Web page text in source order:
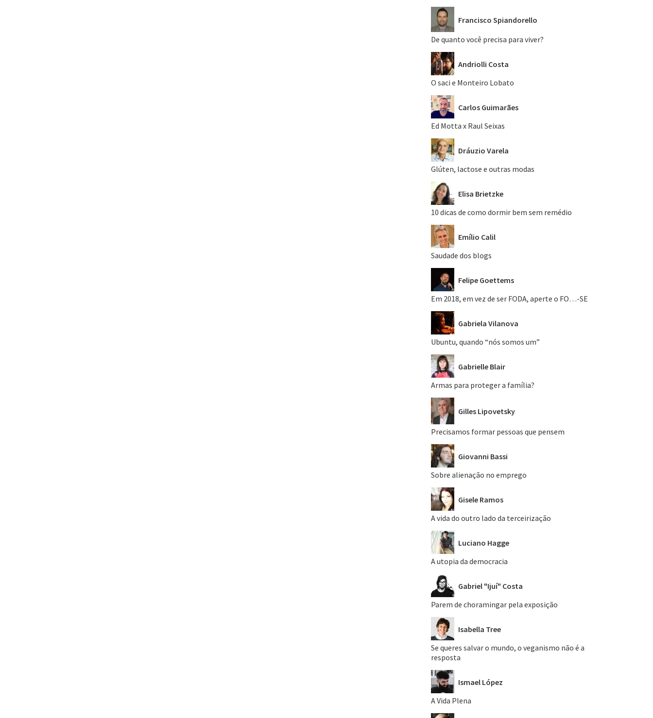
Francisco Spiandorello
De quanto você precisa para viver?
Andriolli Costa
O saci e Monteiro Lobato
Carlos Guimarães
Ed Motta x Raul Seixas
Dráuzio Varela
Glúten, lactose e outras modas
Elisa Brietzke
10 dicas de como dormir bem sem remédio
Emílio Calil
Saudade dos blogs
Felipe Goettems
Em 2018, em vez de ser FODA, aperte o FO…-SE
Gabriela Vilanova
Ubuntu, quando “nós somos um”
Gabrielle Blair
Armas para proteger a família?
Gilles Lipovetsky
Precisamos formar pessoas que pensem
Giovanni Bassi
Sobre alienação no emprego
Gisele Ramos
A vida do outro lado da terceirização
Luciano Hagge
A utopia da democracia
Gabriel "Ijuí" Costa
Parem de choramingar pela exposição
Isabella Tree
Se queres salvar o mundo, o veganismo não é a
resposta
Ismael López
A Vida Plena